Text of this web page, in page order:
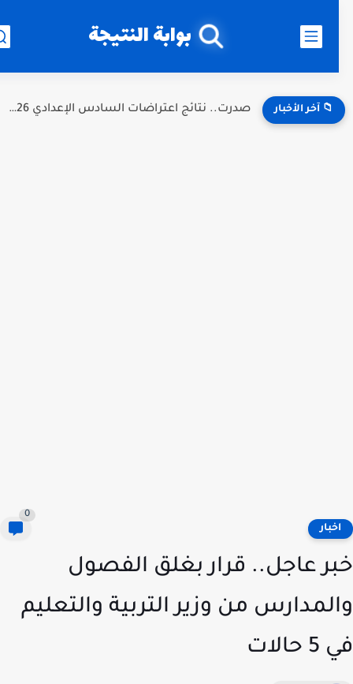
بوابة النتيجة
📁 آخر الأخبار صدرت.. نتائج اعتراضات السادس الإعدادي 2026 الدور الأول في العراق.....
عاجل.. قرار بغلق الفصول
من وزير التربية والتعليم